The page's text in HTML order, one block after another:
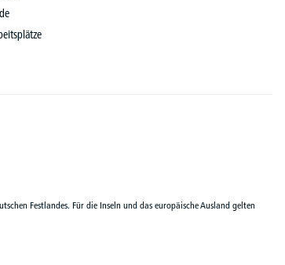
Festlandes. Für die Inseln und das europäische Ausland gelten